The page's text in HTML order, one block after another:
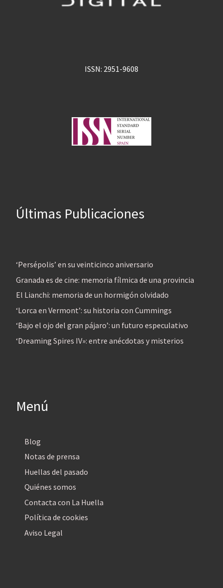
ISSN: 2951-9608
Últimas Publicaciones
‘Persépolis’ en su veinticinco aniversario
Granada es de cine: memoria fílmica de una provincia
El Lianchi: memoria de un hormigón olvidado
‘Lorca en Vermont’: su historia con Cummings
‘Bajo el ojo del gran pájaro’: un futuro especulativo
‘Dreaming Spires IV»: entre anécdotas y misterios
Menú
Blog
Notas de prensa
Huellas del pasado
Quiénes somos
Contacta con La Huella
Política de cookies
Aviso Legal